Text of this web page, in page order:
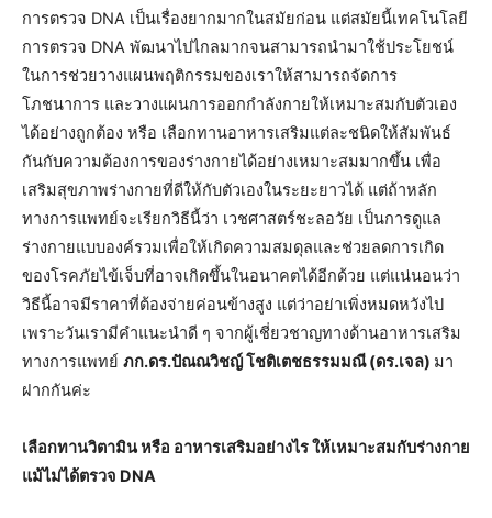
การตรวจ DNA เป็นเรื่องยากมากในสมัยก่อน แต่สมัยนี้เทคโนโลยี
การตรวจ DNA พัฒนาไปไกลมากจนสามารถนำมาใช้ประโยชน์
ในการช่วยวางแผนพฤติกรรมของเราให้สามารถจัดการ
โภชนาการ และวางแผนการออกกำลังกายให้เหมาะสมกับตัวเอง
ได้อย่างถูกต้อง หรือ เลือกทานอาหารเสริมแต่ละชนิดให้สัมพันธ์
กันกับความต้องการของร่างกายได้อย่างเหมาะสมมากขึ้น เพื่อ
เสริมสุขภาพร่างกายที่ดีให้กับตัวเองในระยะยาวได้ แต่ถ้าหลัก
ทางการแพทย์จะเรียกวิธีนี้ว่า เวชศาสตร์ชะลอวัย เป็นการดูแล
ร่างกายแบบองค์รวมเพื่อให้เกิดความสมดุลและช่วยลดการเกิด
ของโรคภัยไข้เจ็บที่อาจเกิดขึ้นในอนาคตได้อีกด้วย แต่แน่นอนว่า
วิธีนี้อาจมีราคาที่ต้องจ่ายค่อนข้างสูง แต่ว่าอย่าเพิ่งหมดหวังไป
เพราะวันเรามีคำแนะนำดี ๆ จากผู้เชี่ยวชาญทางด้านอาหารเสริม
ทางการแพทย์ ภก.ดร.ปัณณวิชญ์ โชติเตชธรรมมณี (ดร.เจล) มา
ฝากกันค่ะ
เลือกทานวิตามิน หรือ อาหารเสริมอย่างไร ให้เหมาะสมกับร่างกาย
แม้ไม่ได้ตรวจ DNA